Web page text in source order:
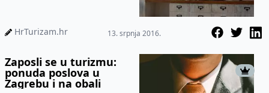
ostalog, niska pla...
HrTurizam.hr 13. srpnja 2016.
Zaposli se u turizmu:
ponuda poslova u
Zagrebu i na obali